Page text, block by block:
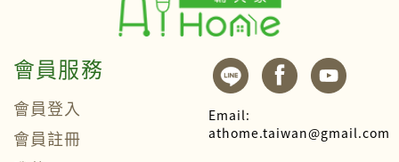
會員服務
會員登入
會員註冊
Email:
athome.taiwan@gmail.com